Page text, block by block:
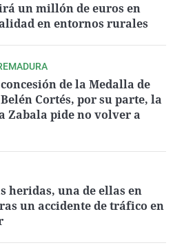
un millón de euros en
en entornos rurales
de la Medalla de
Cortés, por su parte, la
Zabala pide no volver a
heridas, una de ellas en
un accidente de tráfico en